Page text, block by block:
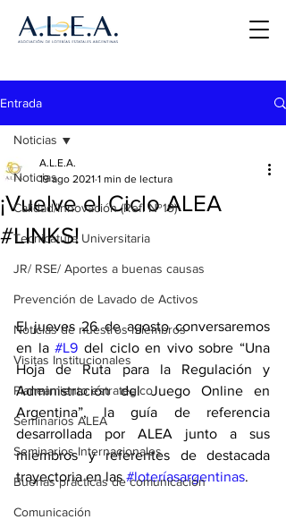
Entrada
Noticias
Calidad/Innovación (Ref. Nº19)
Tecnicatura Universitaria
JR/ RSE/ Aportes a buenas causas
Prevención de Lavado de Activos
Noticias de nuestros miembros
Visitas Institucionales
Planeamiento estratégico
Seminarios ALEA
Seminarios Internacionales
Buenas prácticas de comunicación
Comunicación
Noticias
¡Vuelve el Ciclo ALEA
#LINKS!
A.L.E.A.
19 ago 2021 1 min de lectura
El jueves 26 de agosto conversaremos
en la #L9 del ciclo en vivo sobre “Una
Hoja de Ruta para la Regulación y
Administración del Juego Online en
Argentina”, la guía de referencia
desarrollada por ALEA junto a sus
miembros y referentes de destacada
trayectoria en las #loteríasargentinas.